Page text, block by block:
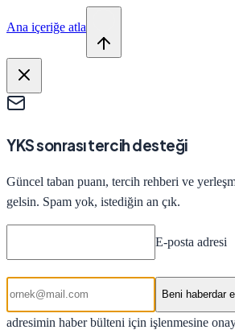
Ana içeriğe atla
YKS sonrası tercih desteği
Güncel taban puanı, tercih rehberi ve
gelsin. Spam yok, istediğin an çık.
E-posta adresi
Beni haberdar
adresimin haber bülteni için işlenmesine